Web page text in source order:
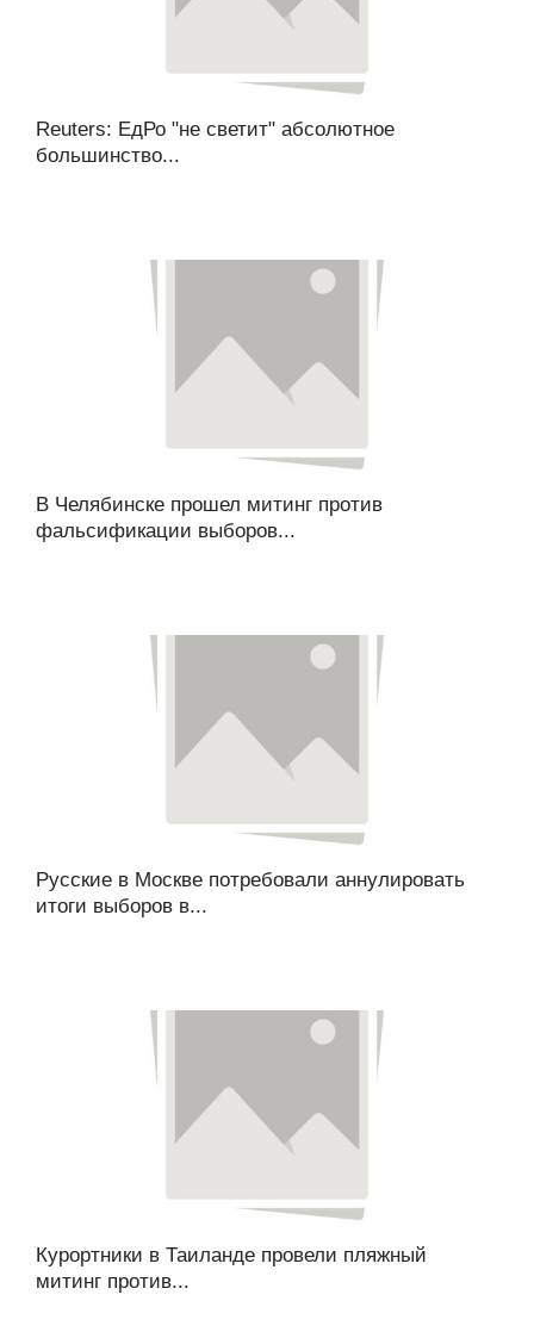
Reuters: ЕдРо "не светит" абсолютное
большинство...
В Челябинске прошел митинг против
фальсификации выборов...
Русские в Москве потребовали аннулировать
итоги выборов в...
Курортники в Таиланде провели пляжный
митинг против...